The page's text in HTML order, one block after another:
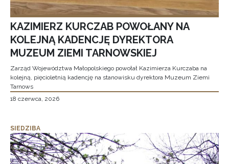
KAZIMIERZ KURCZAB POWOŁANY NA
KOLEJNĄ KADENCJĘ DYREKTORA
MUZEUM ZIEMI TARNOWSKIEJ
Zarząd Województwa Małopolskiego powołał Kazimierza Kurczaba na
kolejną, pięcioletnią kadencję na stanowisku dyrektora Muzeum Ziemi
Tarnows
18 czerwca, 2026
SIEDZIBA